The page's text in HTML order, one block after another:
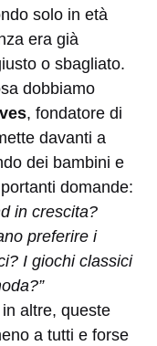
solo in età
era già
o sbagliato.
dobbiamo
, fondatore di
davanti a
dei bambini e
domande:
in crescita?
preferire i
I giochi classici
altre, queste
a tutti e forse